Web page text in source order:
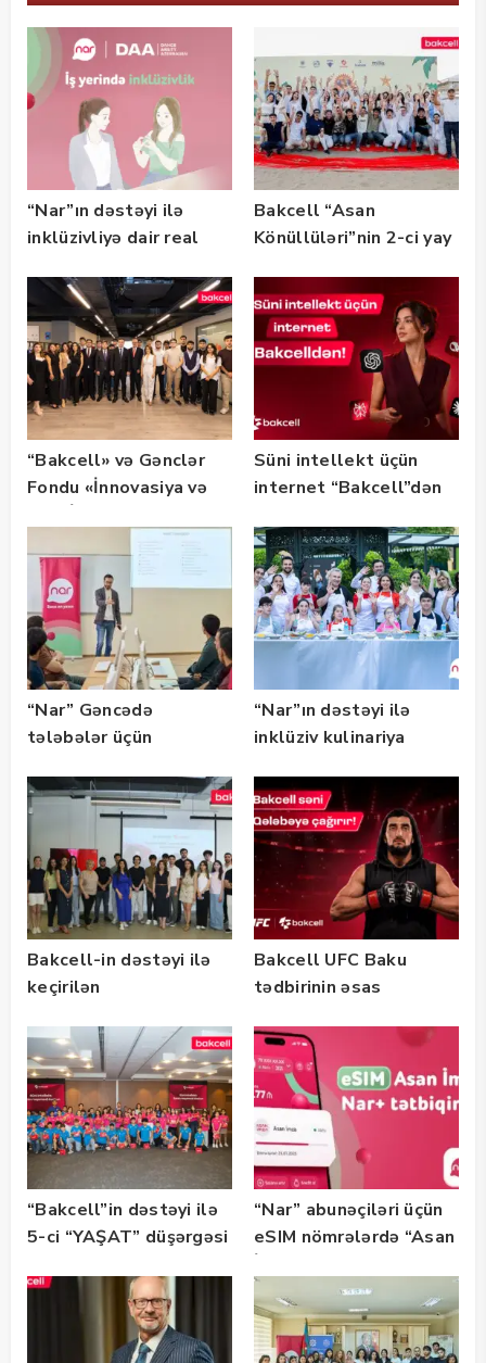
“Nar”ın dəstəyi ilə
inklüzivliyə dair real
təqdim edilir
Bakcell “Asan
Könüllüləri”nin 2-ci yay
olub — FOTO
“Bakcell» və Gənclər
Fondu «İnnovasiya və
təqaüd proqramının
qalibləri ilə görüş
keçirib
Süni intellekt üçün
internet “Bakcell”dən
“Nar” Gəncədə
tələbələr üçün
təlimləri təşkil edib
“Nar”ın dəstəyi ilə
inklüziv kulinariya
keçirilib — Fotolar
Bakcell-in dəstəyi ilə
keçirilən
Bootcamp” başladı
Bakcell UFC Baku
tədbirinin əsas
“Bakcell”in dəstəyi ilə
5-ci “YAŞAT” düşərgəsi
“Nar” abunəçiləri üçün
eSIM nömrələrdə “Asan
istifadəyə verildi